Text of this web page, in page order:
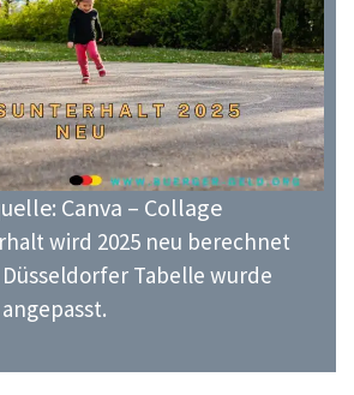
Canva – Collage
wird 2025 neu berechnet
Tabelle wurde